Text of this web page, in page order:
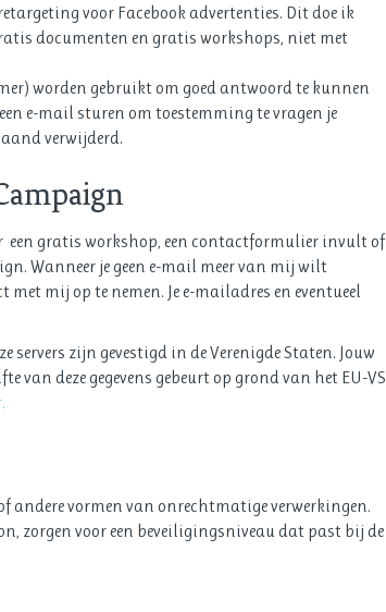
voor Facebook advertenties. Dit doe ik
documenten en gratis workshops, niet met
worden gebruikt om goed antwoord te kunnen
e-mail sturen om toestemming te vragen je
verwijderd.
gratis workshop, een contactformulier invult of
Wanneer je geen e-mail meer van mij wilt
mij op te nemen. Je e-mailadres en eventueel
servers zijn gevestigd in de Verenigde Staten. Jouw
van deze gegevens gebeurt op grond van het EU-VS
andere vormen van onrechtmatige verwerkingen.
zorgen voor een beveiligingsniveau dat past bij de